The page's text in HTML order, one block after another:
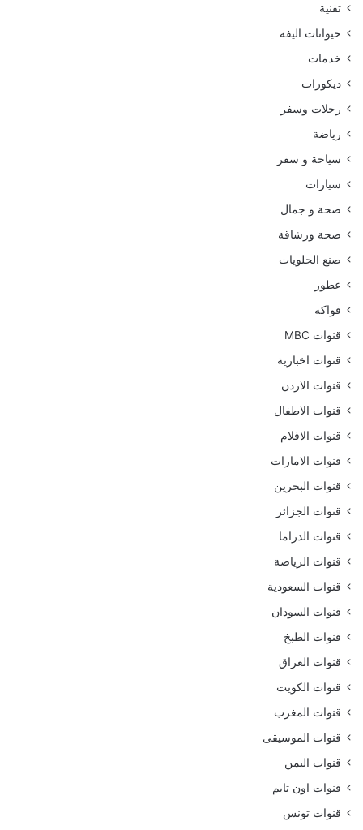
تقنية
حيوانات اليفه
خدمات
ديكورات
رحلات وسفر
رياضة
سياحة و سفر
سيارات
صحة و جمال
صحة ورشاقة
صنع الحلويات
عطور
فواكه
قنوات MBC
قنوات اخبارية
قنوات الاردن
قنوات الاطفال
قنوات الافلام
قنوات الامارات
قنوات البحرين
قنوات الجزائر
قنوات الدراما
قنوات الرياضة
قنوات السعودية
قنوات السودان
قنوات الطبخ
قنوات العراق
قنوات الكويت
قنوات المغرب
قنوات الموسيقى
قنوات اليمن
قنوات اون تايم
قنوات تونس